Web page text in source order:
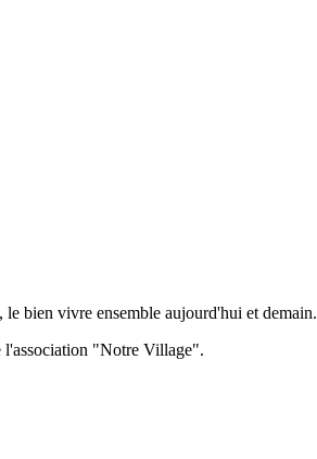
le bien vivre ensemble aujourd'hui et demain.
l'association "Notre Village".